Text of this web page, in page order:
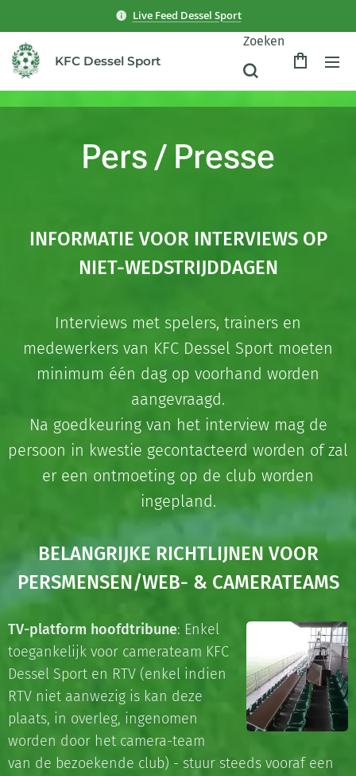
Live Feed Dessel Sport
KFC Dessel Sport
Zoeken
Pers / Presse
INFORMATIE VOOR INTERVIEWS OP
NIET-WEDSTRIJDDAGEN
Interviews met spelers, trainers en
medewerkers van KFC Dessel Sport moeten
minimum één dag op voorhand worden
aangevraagd.
Na goedkeuring van het interview mag de
persoon in kwestie gecontacteerd worden of zal
er een ontmoeting op de club worden
ingepland.
BELANGRIJKE RICHTLIJNEN VOOR
PERSMENSEN/WEB- & CAMERATEAMS
TV-platform hoofdtribune: Enkel
toegankelijk voor camerateam KFC
Dessel Sport en RTV (enkel indien
RTV niet aanwezig is kan deze
plaats, in overleg, ingenomen
worden door het camera-team
van de bezoekende club) - stuur steeds vooraf een